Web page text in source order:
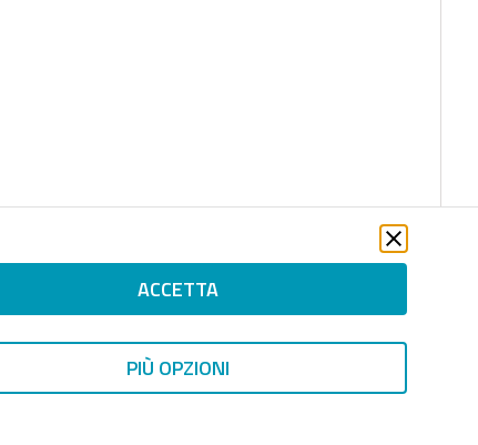
ACCETTA
PIÙ OPZIONI